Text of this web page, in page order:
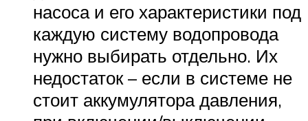
насоса и его характеристики под
каждую систему водопровода
нужно выбирать отдельно. Их
недостаток – если в системе не
стоит аккумулятора давления,